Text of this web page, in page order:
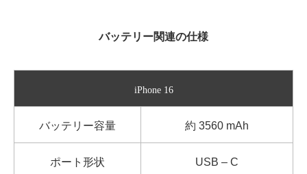
バッテリー関連の仕様
iPhone 16
バッテリー容量 約 3560 mAh
ポート形状 USB – C